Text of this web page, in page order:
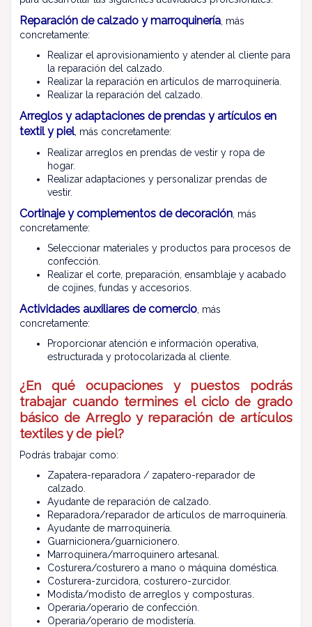
Reparación de calzado y marroquinería , más
concretamente:
Realizar el aprovisionamiento y atender al cliente para
la reparación del calzado.
Realizar la reparación en artículos de marroquinería.
Realizar la reparación del calzado.
Arreglos y adaptaciones de prendas y artículos en
textil y piel, más concretamente:
Realizar arreglos en prendas de vestir y ropa de
hogar.
Realizar adaptaciones y personalizar prendas de
vestir.
Cortinaje y complementos de decoración , más
concretamente:
Seleccionar materiales y productos para procesos de
confección.
Realizar el corte, preparación, ensamblaje y acabado
de cojines, fundas y accesorios.
Actividades auxiliares de comercio , más
concretamente:
Proporcionar atención e información operativa,
estructurada y protocolarizada al cliente.
¿En qué ocupaciones y puestos podrás
trabajar cuando termines el ciclo de grado
básico de Arreglo y reparación de artículos
textiles y de piel?
Podrás trabajar como:
Zapatera-reparadora / zapatero-reparador de
calzado.
Ayudante de reparación de calzado.
Reparadora/reparador de artículos de marroquinería.
Ayudante de marroquinería.
Guarnicionera/guarnicionero.
Marroquinera/marroquinero artesanal.
Costurera/costurero a mano o máquina doméstica.
Costurera-zurcidora, costurero-zurcidor.
Modista/modisto de arreglos y composturas.
Operaria/operario de confección.
Operaria/operario de modistería.